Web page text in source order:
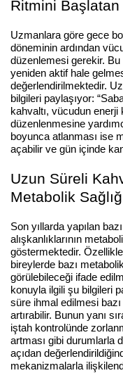
Ritmini
Uzmanlara göre gece
döneminin ardından
düzenlemesi gerekir.
yeniden aktif hale
değerlendirilmektedir.
bilgileri paylaşıyor:
kahvaltı, vücudun enerji
düzenlenmesine
boyunca atlanması ise
açabilir ve gün içinde
Uzun Süreli
Metabolik
Son yıllarda yapılan
alışkanlıklarının
göstermektedir.
bireylerde bazı
görülebileceği ifade
konuyla ilgili şu bilgileri
süre ihmal edilmesi
artırabilir. Bunun yanı
iştah kontrolünde
artması gibi durumlarla
açıdan
mekanizmalarla